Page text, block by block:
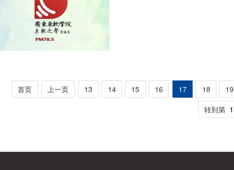
首页 上一页 13 14 15 16 17 18 19
转到第